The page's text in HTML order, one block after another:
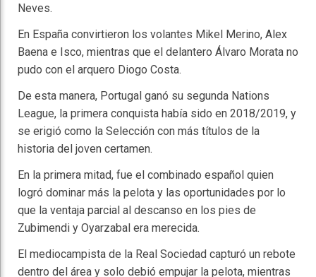
Neves.
En España convirtieron los volantes Mikel Merino, Alex
Baena e Isco, mientras que el delantero Álvaro Morata no
pudo con el arquero Diogo Costa.
De esta manera, Portugal ganó su segunda Nations
League, la primera conquista había sido en 2018/2019, y
se erigió como la Selección con más títulos de la
historia del joven certamen.
En la primera mitad, fue el combinado español quien
logró dominar más la pelota y las oportunidades por lo
que la ventaja parcial al descanso en los pies de
Zubimendi y Oyarzabal era merecida.
El mediocampista de la Real Sociedad capturó un rebote
dentro del área y solo debió empujar la pelota, mientras